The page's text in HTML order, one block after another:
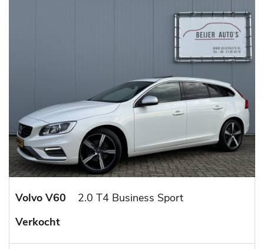
Volvo V60
2.0 T4 Business Sport
Verkocht